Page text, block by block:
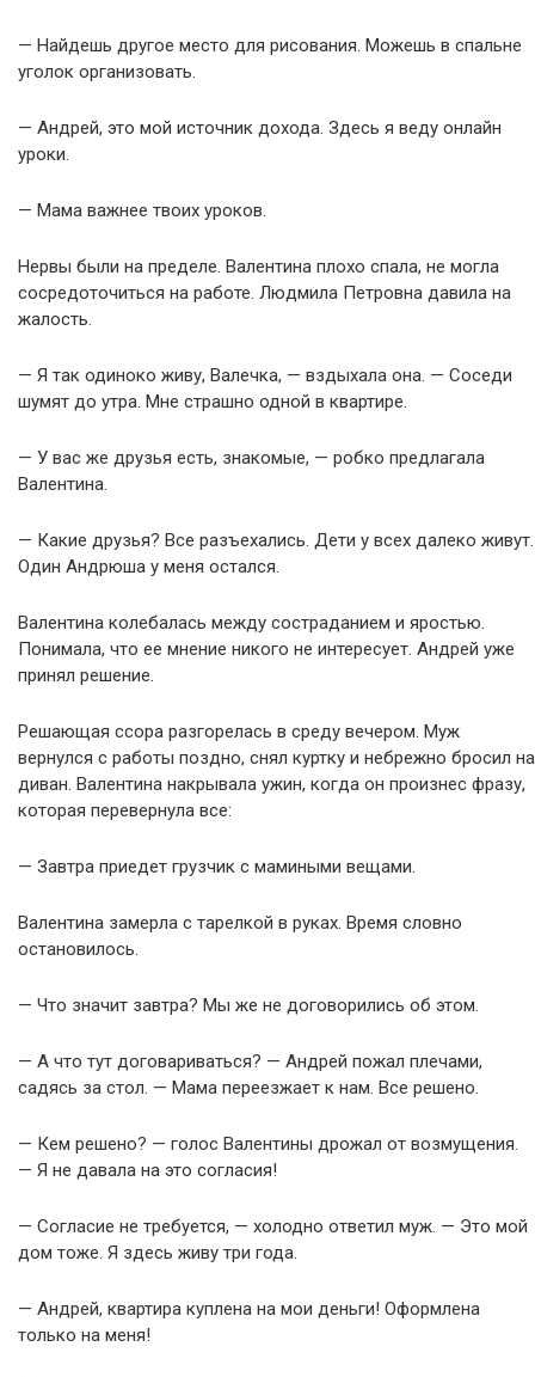
— Найдешь другое место для рисования. Можешь в спальне
уголок организовать.
— Андрей, это мой источник дохода. Здесь я веду онлайн
уроки.
— Мама важнее твоих уроков.
Нервы были на пределе. Валентина плохо спала, не могла
сосредоточиться на работе. Людмила Петровна давила на
жалость.
— Я так одиноко живу, Валечка, — вздыхала она. — Соседи
шумят до утра. Мне страшно одной в квартире.
— У вас же друзья есть, знакомые, — робко предлагала
Валентина.
— Какие друзья? Все разъехались. Дети у всех далеко живут.
Один Андрюша у меня остался.
Валентина колебалась между состраданием и яростью.
Понимала, что ее мнение никого не интересует. Андрей уже
принял решение.
Решающая ссора разгорелась в среду вечером. Муж
вернулся с работы поздно, снял куртку и небрежно бросил на
диван. Валентина накрывала ужин, когда он произнес фразу,
которая перевернула все:
— Завтра приедет грузчик с мамиными вещами.
Валентина замерла с тарелкой в руках. Время словно
остановилось.
— Что значит завтра? Мы же не договорились об этом.
— А что тут договариваться? — Андрей пожал плечами,
садясь за стол. — Мама переезжает к нам. Все решено.
— Кем решено? — голос Валентины дрожал от возмущения.
— Я не давала на это согласия!
— Согласие не требуется, — холодно ответил муж. — Это мой
дом тоже. Я здесь живу три года.
— Андрей, квартира куплена на мои деньги! Оформлена
только на меня!